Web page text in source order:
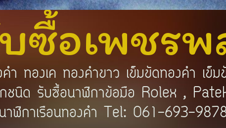
ซื้อเพชร
ำ ทองเค ทองคำขาว เข็มขัดทองคำ เข็
ทุกชนิด รับซื้อนาฬิกาข้อมือ Rolex ,
าฬิกาเรือนทองคำ Tel: 061-693-